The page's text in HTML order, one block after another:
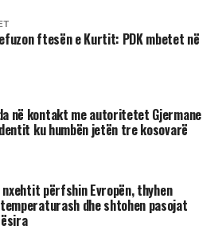
ftesën e Kurtit: PDK mbetet në
në kontakt me autoritetet Gjermane
ku humbën jetën tre kosovarë
nxehtit përfshin Evropën, thyhen
dhe shtohen pasojat